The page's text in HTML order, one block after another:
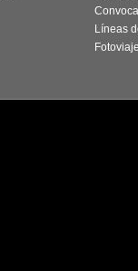
Líneas